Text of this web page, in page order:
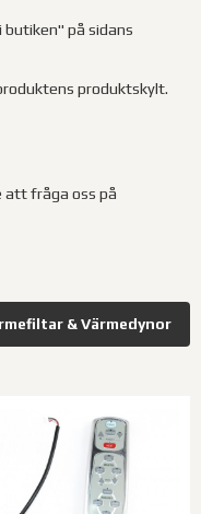
på sidans
produktskylt.
att fråga oss på
& Värmedynor